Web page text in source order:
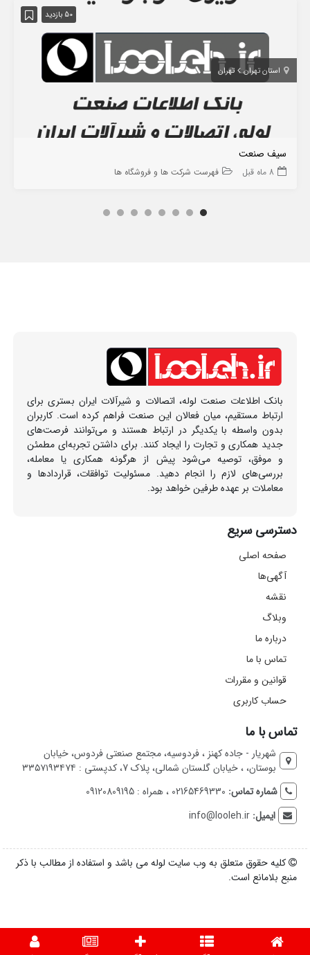
50 بازدید
استان تهران تهران
سیف صنعت
8 ماه قبل فهرست شرکت ها و فروشگاه ها
بانک اطلاعات صنعت لوله، اتصالات و شیرآلات ایران بستری برای
ارتباط مستقیم، میان فعالان این صنعت فراهم کرده است. کاربران
بدون واسطه با یکدیگر در ارتباط هستند و می‌توانند فرصت‌های
جدید همکاری و تجارت را ایجاد کنند. برای داشتن تجربه‌ای مطمئن
و موفق، توصیه می‌شود پیش از هرگونه همکاری یا معامله،
بررسی‌های لازم را انجام دهید. مسئولیت توافقات، قراردادها و
معاملات بر عهده طرفین خواهد بود.
دسترسی سریع
صفحه اصلی
آگهی‌ها
نقشه
وبلاگ
درباره ما
تماس با ما
قوانین و مقررات
حساب کاربری
تماس با ما
شهریار - جاده کهنز ، فردوسیه، مجتمع صنعتی فردوس، خیابان
بوستان، ، خیابان گلستان شمالی، پلاک 7، کدپستی : ۳۳۵۷۱۹۳۴۷۴
شماره تماس: 02165469330 ، همراه : 09120809195
ایمیل:info@looleh.ir
کلیه حقوق متعلق به وب سایت لوله می باشد و استفاده از مطالب با ذکر
منبع بلامانع است.